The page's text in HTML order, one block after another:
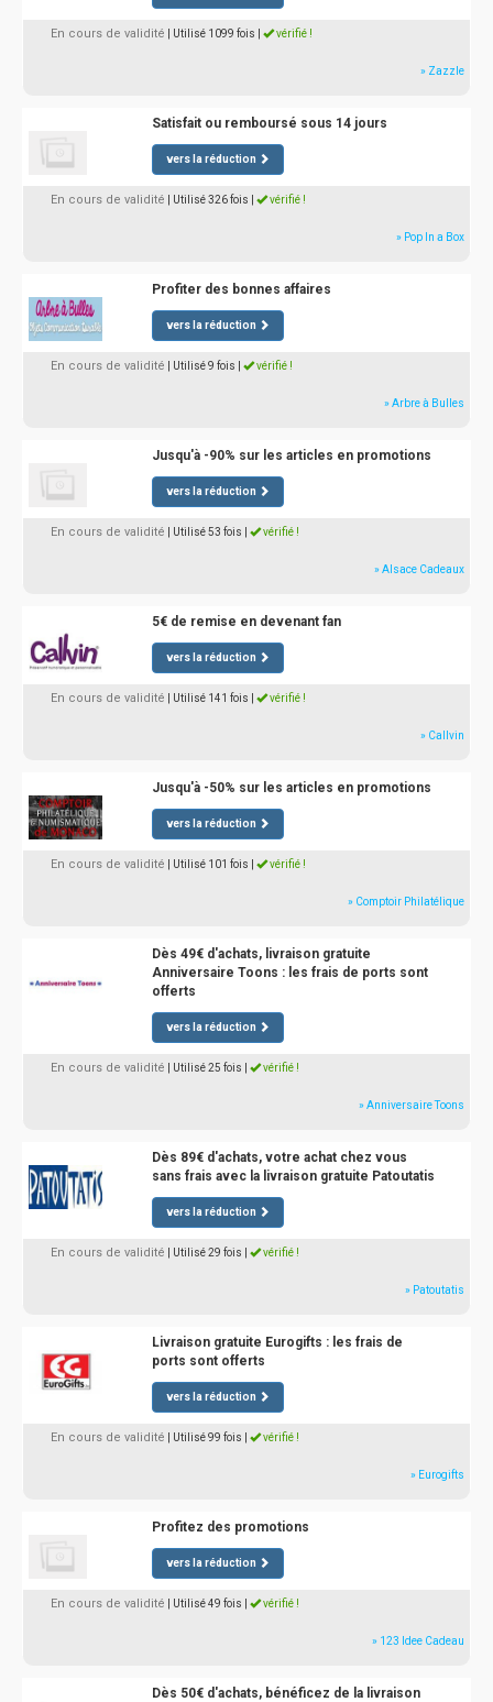
En cours de validité | Utilisé 1099 fois vérifié !
» Zazzle
Satisfait ou remboursé sous 14 jours
vers la réduction
En cours de validité | Utilisé 326 fois vérifié !
» Pop In a Box
Profiter des bonnes affaires
vers la réduction
En cours de validité | Utilisé 9 fois vérifié !
» Arbre à Bulles
Jusqu'à -90% sur les articles en promotions
vers la réduction
En cours de validité | Utilisé 53 fois vérifié !
» Alsace Cadeaux
5€ de remise en devenant fan
vers la réduction
En cours de validité | Utilisé 141 fois vérifié !
» Callvin
Jusqu'à -50% sur les articles en promotions
vers la réduction
En cours de validité | Utilisé 101 fois vérifié !
» Comptoir Philatélique
Dès 49€ d'achats, livraison gratuite
Anniversaire Toons : les frais de ports sont
offerts
vers la réduction
En cours de validité | Utilisé 25 fois vérifié !
» Anniversaire Toons
Dès 89€ d'achats, votre achat chez vous
sans frais avec la livraison gratuite Patoutatis
vers la réduction
En cours de validité | Utilisé 29 fois vérifié !
» Patoutatis
Livraison gratuite Eurogifts : les frais de
ports sont offerts
vers la réduction
En cours de validité | Utilisé 99 fois vérifié !
» Eurogifts
Profitez des promotions
vers la réduction
En cours de validité | Utilisé 49 fois vérifié !
» 123 Idee Cadeau
Dès 50€ d'achats, bénéficez de la livraison